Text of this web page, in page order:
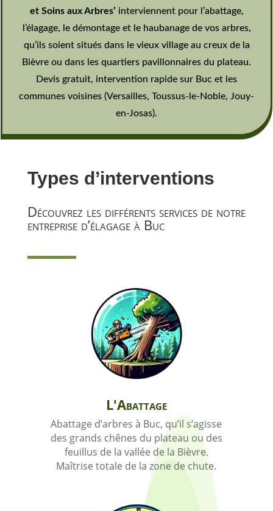
et Soins aux Arbres’ interviennent pour l’abattage,
l’élagage, le démontage et le haubanage de vos arbres,
qu’ils soient situés dans le vieux village au creux de la
Bièvre ou dans les quartiers pavillonnaires du plateau.
Devis gratuit, intervention rapide sur Buc et les
communes voisines (Versailles, Toussus-le-Noble, Jouy-
en-Josas).
Types d’interventions
Découvrez les différents services de notre
entreprise d’élagage à Buc
L'Abattage
Abattage d’arbres à Buc, qu’il s’agisse
des grands chênes du plateau ou des
feuillus de la vallée de la Bièvre.
Maîtrise totale de la zone de chute.